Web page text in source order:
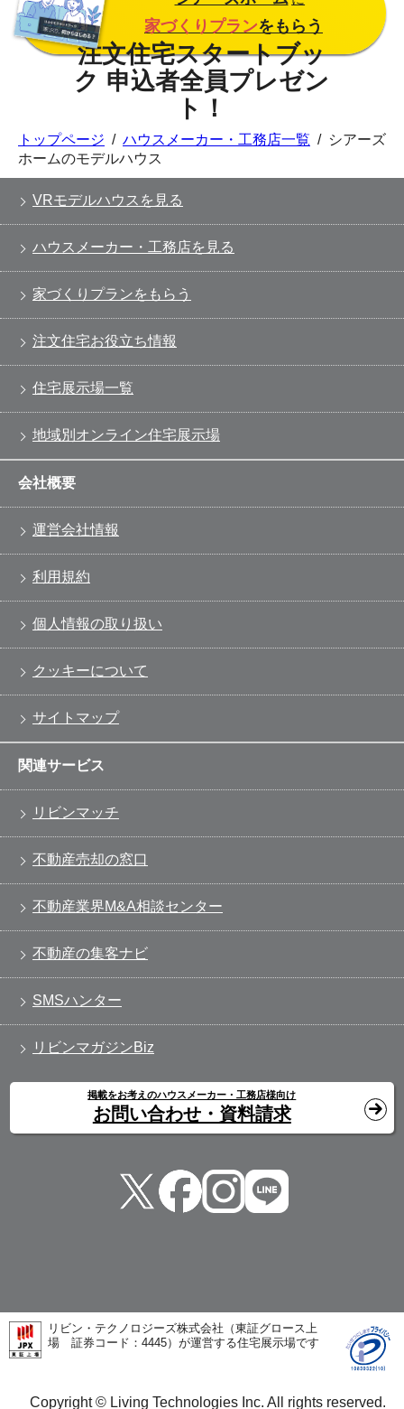
家づくりプランをもらう
トップページ / ハウスメーカー・工務店一覧 / シアーズ
ホームのモデルハウス
VRモデルハウスを見る
ハウスメーカー・工務店を見る
家づくりプランをもらう
注文住宅お役立ち情報
住宅展示場一覧
地域別オンライン住宅展示場
会社概要
運営会社情報
利用規約
個人情報の取り扱い
クッキーについて
サイトマップ
関連サービス
リビンマッチ
不動産売却の窓口
不動産業界M&A相談センター
不動産の集客ナビ
SMSハンター
リビンマガジンBiz
掲載をお考えのハウスメーカー・工務店様向け
お問い合わせ・資料請求
リビン・テクノロジーズ株式会社（東証グロース上
場 証券コード：4445）が運営する住宅展示場です
Copyright © Living Technologies Inc. All rights reserved.